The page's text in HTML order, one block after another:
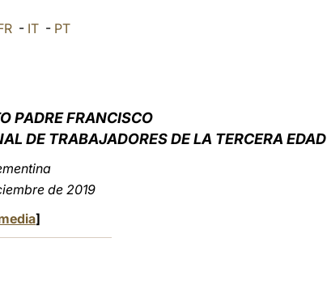
- IT- PT
PADRE FRANCISCO
DE TRABAJADORES DE LA TERCERA EDAD
de 2019
]